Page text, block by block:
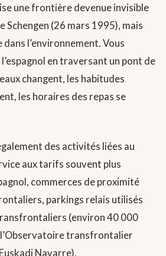
une frontière devenue invisible
Schengen (26 mars 1995), mais
l’environnement. Vous
en traversant un pont de
changent, les habitudes
les horaires des repas se
des activités liées au
aux tarifs souvent plus
commerces de proximité
parkings relais utilisés
(environ 40 000
l’Observatoire transfrontalier
Navarre).